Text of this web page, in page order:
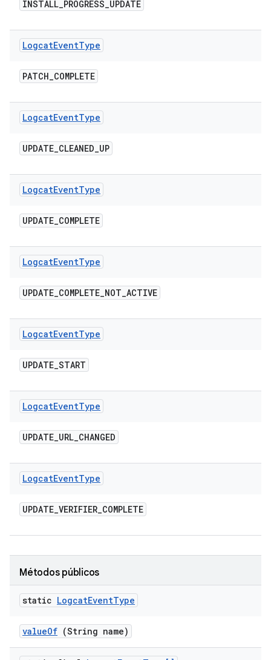
INSTALL_PROGRESS_UPDATE
LogcatEventType
PATCH_COMPLETE
LogcatEventType
UPDATE_CLEANED_UP
LogcatEventType
UPDATE_COMPLETE
LogcatEventType
UPDATE_COMPLETE_NOT_ACTIVE
LogcatEventType
UPDATE_START
LogcatEventType
UPDATE_URL_CHANGED
LogcatEventType
UPDATE_VERIFIER_COMPLETE
Métodos públicos
static LogcatEventType
valueOf (String name)